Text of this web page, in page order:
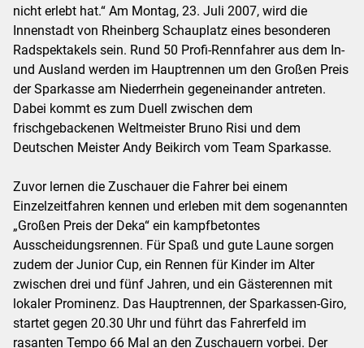
nicht erlebt hat.“ Am Montag, 23. Juli 2007, wird die
Innenstadt von Rheinberg Schauplatz eines besonderen
Radspektakels sein. Rund 50 Profi-Rennfahrer aus dem In-
und Ausland werden im Hauptrennen um den Großen Preis
der Sparkasse am Niederrhein gegeneinander antreten.
Dabei kommt es zum Duell zwischen dem
frischgebackenen Weltmeister Bruno Risi und dem
Deutschen Meister Andy Beikirch vom Team Sparkasse.
Zuvor lernen die Zuschauer die Fahrer bei einem
Einzelzeitfahren kennen und erleben mit dem sogenannten
„Großen Preis der Deka“ ein kampfbetontes
Ausscheidungsrennen. Für Spaß und gute Laune sorgen
zudem der Junior Cup, ein Rennen für Kinder im Alter
zwischen drei und fünf Jahren, und ein Gästerennen mit
lokaler Prominenz. Das Hauptrennen, der Sparkassen-Giro,
startet gegen 20.30 Uhr und führt das Fahrerfeld im
rasanten Tempo 66 Mal an den Zuschauern vorbei. Der